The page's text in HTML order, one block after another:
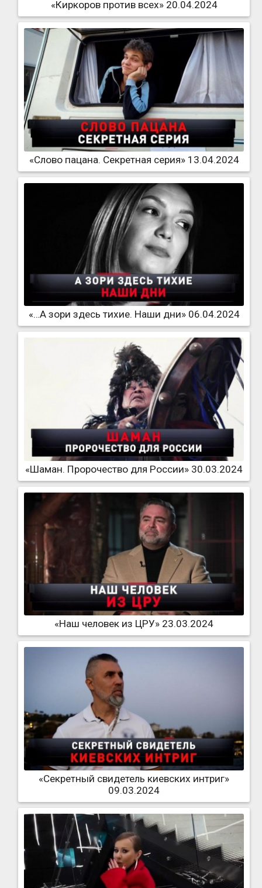
«Киркоров против всех» 20.04.2024
«Слово пацана. Секретная серия» 13.04.2024
«…А зори здесь тихие. Наши дни» 06.04.2024
«Шаман. Пророчество для России» 30.03.2024
«Наш человек из ЦРУ» 23.03.2024
«Секретный свидетель киевских интриг»
09.03.2024